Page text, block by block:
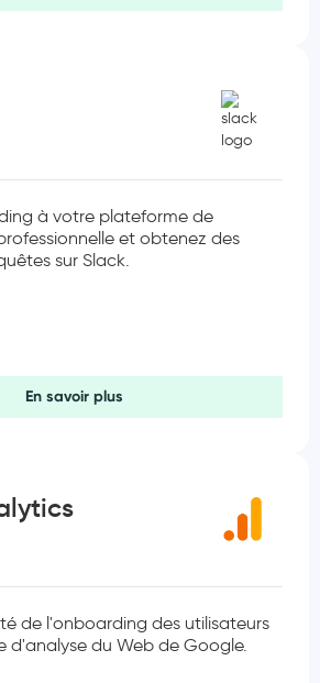
à votre plateforme de
et obtenez des
sur Slack.
En savoir plus
de l'onboarding des utilisateurs
d'analyse du Web de Google.